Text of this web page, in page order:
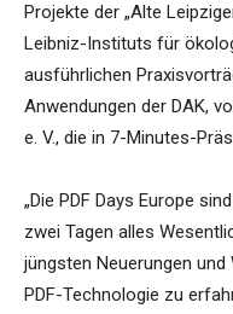
Projekte der „Alte
Leibniz-Instituts für
ausführlichen
Anwendungen der DAK,
e. V., die in 7-Minutes-
„Die PDF Days Europe
zwei Tagen alles
jüngsten Neuerungen
PDF-Technologie zu